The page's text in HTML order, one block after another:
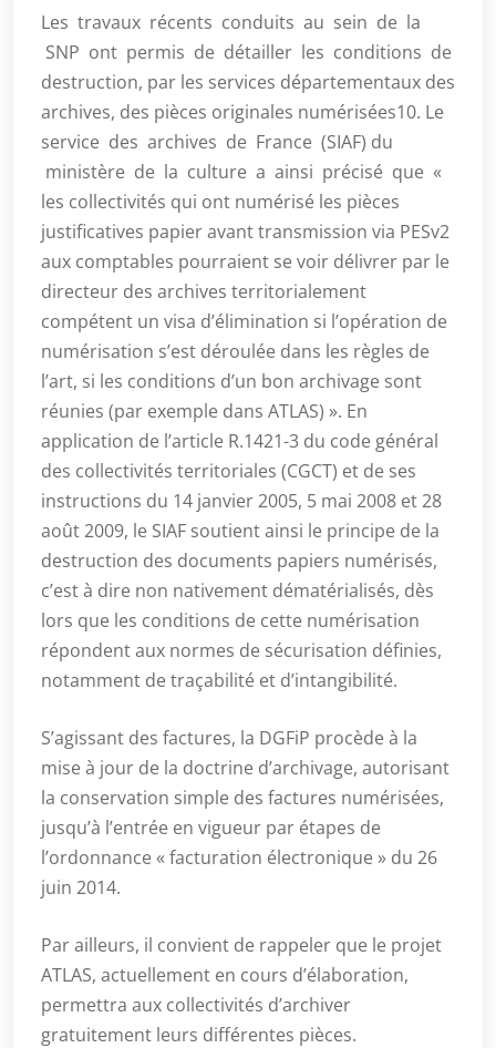
Les travaux récents conduits au sein de la
SNP ont permis de détailler les conditions de
destruction, par les services départementaux des
archives, des pièces originales numérisées10. Le
service des archives de France (SIAF) du
ministère de la culture a ainsi précisé que «
les collectivités qui ont numérisé les pièces
justificatives papier avant transmission via PESv2
aux comptables pourraient se voir délivrer par le
directeur des archives territorialement
compétent un visa d’élimination si l’opération de
numérisation s’est déroulée dans les règles de
l’art, si les conditions d’un bon archivage sont
réunies (par exemple dans ATLAS) ». En
application de l’article R.1421-3 du code général
des collectivités territoriales (CGCT) et de ses
instructions du 14 janvier 2005, 5 mai 2008 et 28
août 2009, le SIAF soutient ainsi le principe de la
destruction des documents papiers numérisés,
c’est à dire non nativement dématérialisés, dès
lors que les conditions de cette numérisation
répondent aux normes de sécurisation définies,
notamment de traçabilité et d’intangibilité.
S’agissant des factures, la DGFiP procède à la
mise à jour de la doctrine d’archivage, autorisant
la conservation simple des factures numérisées,
jusqu’à l’entrée en vigueur par étapes de
l’ordonnance « facturation électronique » du 26
juin 2014.
Par ailleurs, il convient de rappeler que le projet
ATLAS, actuellement en cours d’élaboration,
permettra aux collectivités d’archiver
gratuitement leurs différentes pièces.